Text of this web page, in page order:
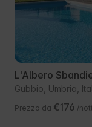
L'Albero
Gubbio, Umbria,
Prezzo da €176 /